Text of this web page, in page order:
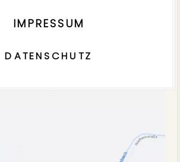
IMPRESSUM
DATENSCHUTZ